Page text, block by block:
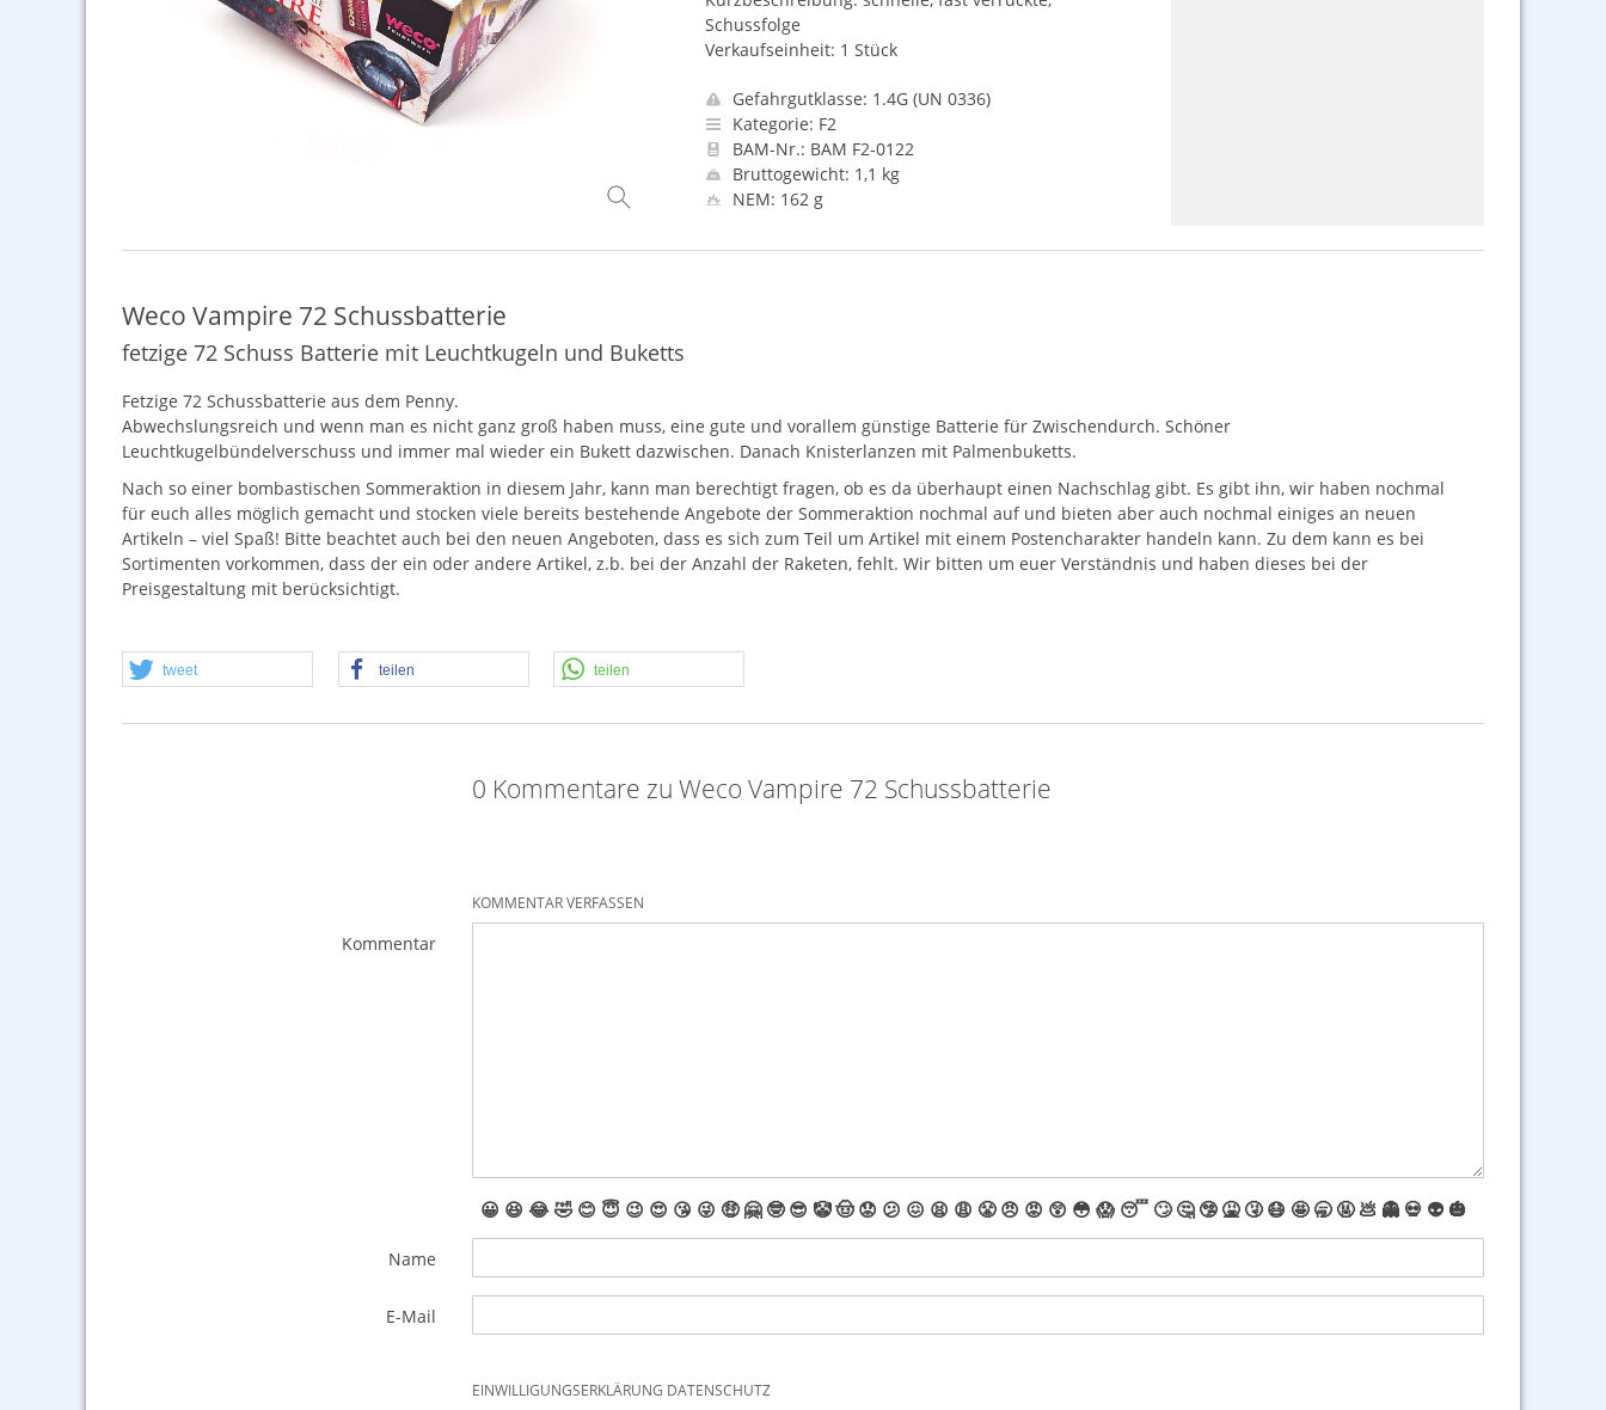
Schussfolge
Verkaufseinheit: 1 Stück
Gefahrgutklasse: 1.4G (UN 0336)
Kategorie: F2
BAM-Nr.: BAM F2-0122
Bruttogewicht: 1,1 kg
NEM: 162 g
Weco Vampire 72 Schussbatterie
fetzige 72 Schuss Batterie mit Leuchtkugeln und Buketts
Fetzige 72 Schussbatterie aus dem Penny.
Abwechslungsreich und wenn man es nicht ganz groß haben muss, eine gute und vorallem günstige Batterie für Zwischendurch. Schöner
Leuchtkugelbündelverschuss und immer mal wieder ein Bukett dazwischen. Danach Knisterlanzen mit Palmenbuketts.
Nach so einer bombastischen Sommeraktion in diesem Jahr, kann man berechtigt fragen, ob es da überhaupt einen Nachschlag gibt. Es gibt ihn, wir haben nochmal
für euch alles möglich gemacht und stocken viele bereits bestehende Angebote der Sommeraktion nochmal auf und bieten aber auch nochmal einiges an neuen
Artikeln – viel Spaß! Bitte beachtet auch bei den neuen Angeboten, dass es sich zum Teil um Artikel mit einem Postencharakter handeln kann. Zu dem kann es bei
Sortimenten vorkommen, dass der ein oder andere Artikel, z.b. bei der Anzahl der Raketen, fehlt. Wir bitten um euer Verständnis und haben dieses bei der
Preisgestaltung mit berücksichtigt.
tweet teilen teilen
0 Kommentare zu Weco Vampire 72 Schussbatterie
KOMMENTAR VERFASSEN
Kommentar
😀 😆 😂🤣 😊 😇 😉 😍 😘 😜 🤑 🤗 🤓 😎 🤡🤠 😟 😕 😖 😫 😩 😤 😠 😡 😲 😳 😱 😴 🙄 🤔 🤥 🤮 🤧 😷 🤩 🥱 🤬 💩 👻 💀 👽 🎃
Name
E-Mail
EINWILLIGUNGSERKLÄRUNG DATENSCHUTZ